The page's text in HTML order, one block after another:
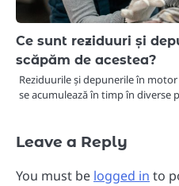
Ce sunt reziduuri și
scăpăm de acestea?
Reziduurile și depunerile în
se acumulează în timp în
Leave a Reply
You must be logged in to